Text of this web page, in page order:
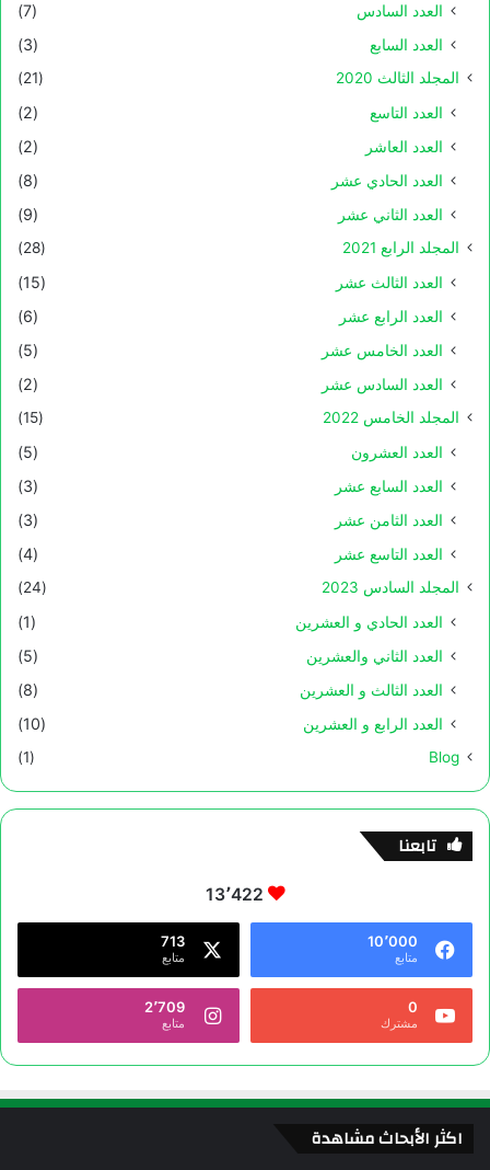
العدد السادس
(7)
العدد السابع
(3)
المجلد الثالث 2020 (21)
العدد التاسع
(2)
العدد العاشر
(2)
العدد الحادي عشر
(8)
العدد الثاني عشر
(9)
المجلد الرابع 2021 (28)
العدد الثالث عشر
(15)
العدد الرابع عشر
(6)
العدد الخامس عشر
(5)
العدد السادس عشر
(2)
المجلد الخامس 2022 (15)
العدد العشرون
(5)
العدد السابع عشر
(3)
العدد الثامن عشر
(3)
العدد التاسع عشر
(4)
المجلد السادس 2023 (24)
العدد الحادي و العشرين
(1)
العدد الثاني والعشرين
(5)
العدد الثالث و العشرين
(8)
العدد الرابع و العشرين
(10)
Blog
(1)
تابعنا
13٬422
10٬000
متابع
713
متابع
0
مشترك
2٬709
متابع
اكثر الأبحاث مشاهدة